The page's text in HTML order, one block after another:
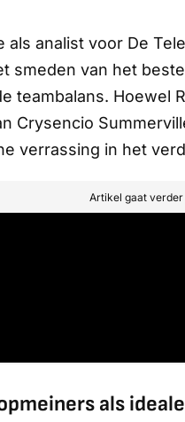
als analist voor De
smeden van het
teambalans. Hoewel
Crysencio
verrassing in het
Artikel gaat
als